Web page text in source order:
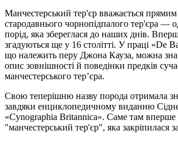
Манчестерський тер'єр вважається
стародавнього чорнопідпалого тер'єра —
порід, яка збереглася до наших днів.
згадуються ще у 16 столітті. У праці «De
що належить перу Джона Кауза, можна
опис зовнішності й поведінки предків
манчестерського тер’єра.
Свою теперішню назву порода отримала
завдяки енциклопедичному виданню
«Cynographia Britannica». Саме там вперше
"манчестерський тер'єр", яка закріпилася